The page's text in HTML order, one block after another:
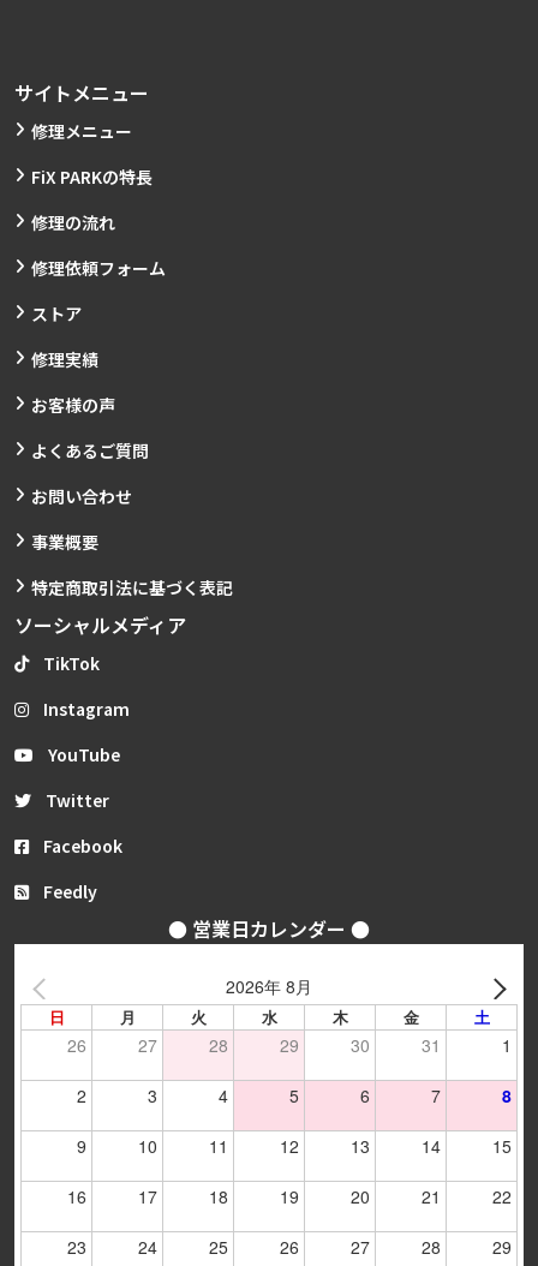
サイトメニュー
修理メニュー
FiX PARKの特長
修理の流れ
修理依頼フォーム
ストア
修理実績
お客様の声
よくあるご質問
お問い合わせ
事業概要
特定商取引法に基づく表記
ソーシャルメディア
TikTok
Instagram
YouTube
Twitter
Facebook
Feedly
● 営業日カレンダー ●
2026年 8月
日 月 火 水 木 金 土
26 27 28 29 30 31 1
2 3 4 5 6 7 8
9 10 11 12 13 14 15
16 17 18 19 20 21 22
23 24 25 26 27 28 29